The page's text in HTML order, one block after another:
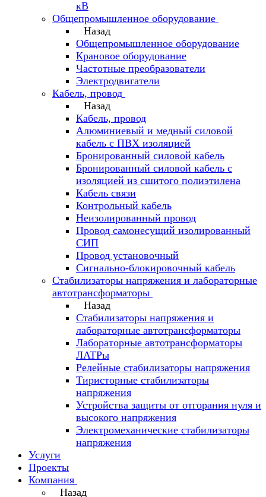
кВ
Общепромышленное оборудование
Назад
Общепромышленное оборудование
Крановое оборудование
Частотные преобразователи
Электродвигатели
Кабель, провод
Назад
Кабель, провод
Алюминиевый и медный силовой
кабель с ПВХ изоляцией
Бронированный силовой кабель
Бронированный силовой кабель с
изоляцией из сшитого полиэтилена
Кабель связи
Контрольный кабель
Неизолированный провод
Провод самонесущий изолированный
СИП
Провод установочный
Сигнально-блокировочный кабель
Стабилизаторы напряжения и лабораторные
автотрансформаторы
Назад
Стабилизаторы напряжения и
лабораторные автотрансформаторы
Лабораторные автотрансформаторы
ЛАТРы
Релейные стабилизаторы напряжения
Тиристорные стабилизаторы
напряжения
Устройства защиты от отгорания нуля и
высокого напряжения
Электромеханические стабилизаторы
напряжения
Услуги
Проекты
Компания
Назад